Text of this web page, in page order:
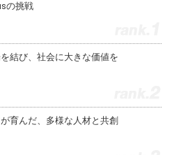
の挑戦
結び、社会に大きな価値を
育んだ、多様な人材と共創